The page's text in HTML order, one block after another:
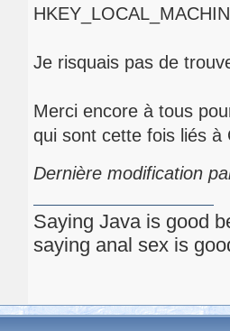
Je risquais pas de
Merci encore à tous
qui sont cette fois liés
Dernière modification
Saying Java is good
saying anal sex is